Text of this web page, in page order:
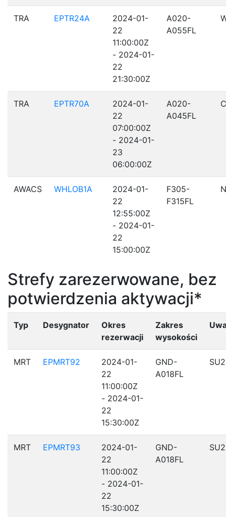
TRA EPTR24A
2024-01-
22
11:00:00Z
- 2024-01-
22
21:30:00Z
A020-
A055FL
TRA EPTR70A
2024-01-
22
07:00:00Z
- 2024-01-
23
06:00:00Z
A020-
A045FL
AWACS WHLOB1A
2024-01-
22
12:55:00Z
- 2024-01-
22
15:00:00Z
F305-
F315FL
Strefy zarezerwowane, bez
potwierdzenia aktywacji*
Typ Desygnator
Okres
rezerwacji
Zakres
wysokości
MRT EPMRT92
2024-01-
22
11:00:00Z
- 2024-01-
22
15:30:00Z
GND-
A018FL
MRT EPMRT93
2024-01-
22
11:00:00Z
- 2024-01-
22
15:30:00Z
GND-
A018FL